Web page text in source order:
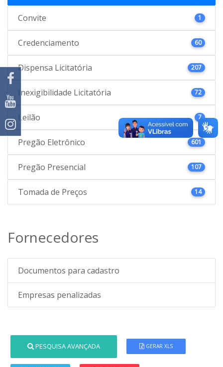
Convite 1
Credenciamento 60
Dispensa Licitatória 207
Inexigibilidade Licitatória 72
Leilão 7
Pregão Eletrônico 601
Pregão Presencial 107
Tomada de Preços 14
Fornecedores
Documentos para cadastro
Empresas penalizadas
PESQUISA AVANÇADA GERAR XLS